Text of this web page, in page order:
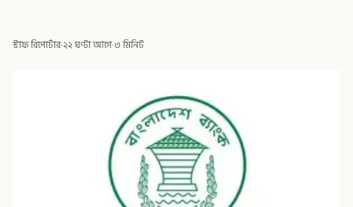
স্টাফ রিপোর্টার·২২ ঘণ্টা আগে·৩ মিনিট